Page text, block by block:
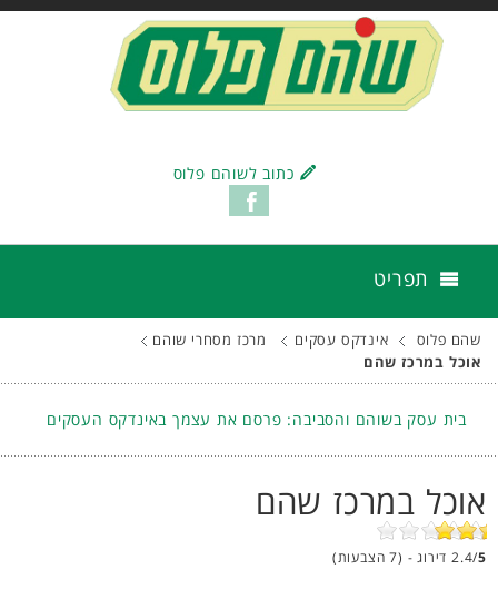
כתוב לשוהם פלוס
תפריט
שהם פלוס אינדקס עסקים
מרכז מסחרי שוהם
אוכל במרכז שהם
בית עסק בשוהם והסביבה: פרסם את עצמך באינדקס העסקים
אוכל במרכז שהם
2.4/5 דירוג - (7 הצבעות)